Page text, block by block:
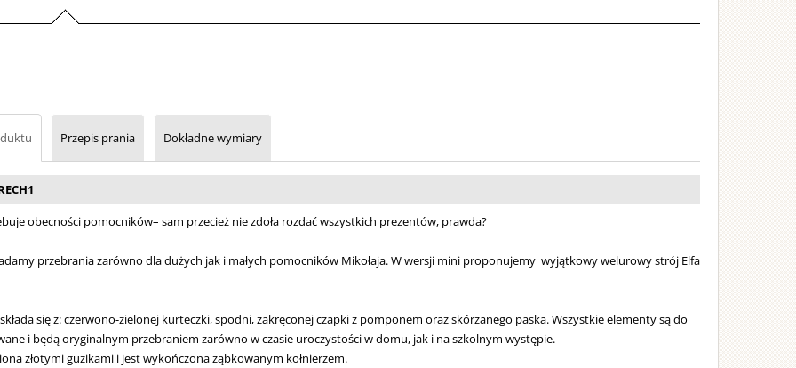
Przepis prania Dokładne wymiary
obecności pomocników– sam przecież nie zdoła rozdać wszystkich prezentów, prawda?
przebrania zarówno dla dużych jak i małych pomocników Mikołaja. W wersji mini proponujemy wyjątkowy welurowy strój Elfa
się z: czerwono-zielonej kurteczki, spodni, zakręconej czapki z pomponem oraz skórzanego paska. Wszystkie elementy są do
i będą oryginalnym przebraniem zarówno w czasie uroczystości w domu, jak i na szkolnym występie.
złotymi guzikami i jest wykończona ząbkowanym kołnierzem.